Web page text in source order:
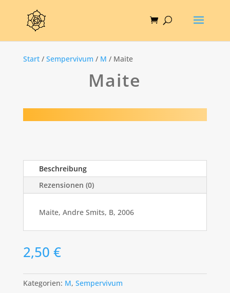
Start/ Sempervivum / M / Maite
Maite
Beschreibung
Rezensionen (0)
Maite, Andre Smits, B, 2006
2,50 €
Kategorien: M, Sempervivum